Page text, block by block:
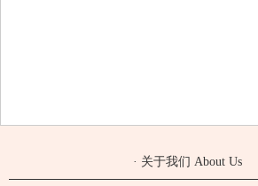
· 关于我们 About Us